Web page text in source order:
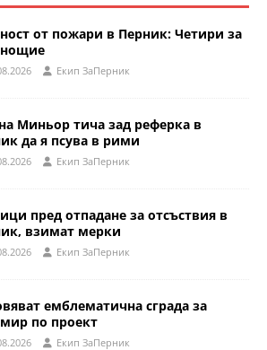
от пожари в Перник: Четири за
Eкип ЗаПерник
Миньор тича зад реферка в
да я псува в рими
Eкип ЗаПерник
пред отпадане за отсъствия в
взимат мерки
Eкип ЗаПерник
емблематична сграда за
по проект
Eкип ЗаПерник